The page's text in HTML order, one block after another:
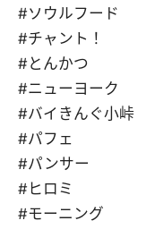
#ソウルフード
#チャント！
#とんかつ
#ニューヨーク
#バイきんぐ小峠
#パフェ
#パンサー
#ヒロミ
#モーニング